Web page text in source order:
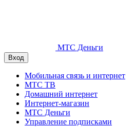
МТС Деньги
Вход
Мобильная связь и интернет
МТС ТВ
Домашний интернет
Интернет-магазин
МТС Деньги
Управление подписками